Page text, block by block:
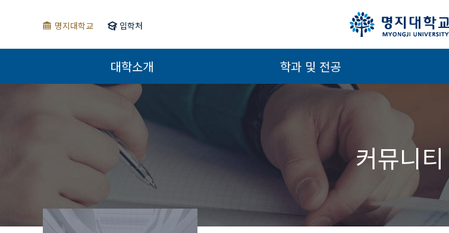
명지대학교 입학처
대학소개 학과 및 전공
커뮤니티